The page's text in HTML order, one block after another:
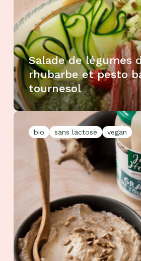
Salade de légumes
rhubarbe et pesto
tournesol
bio sans lactose vegan